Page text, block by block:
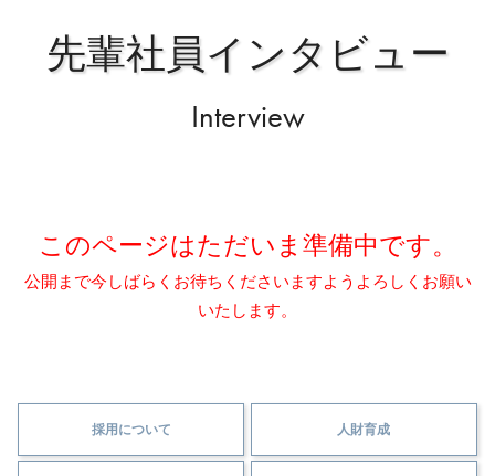
先輩社員インタビュー
Interview
このページはただいま準備中です。
公開まで今しばらくお待ちくださいますようよろしくお願い
いたします。
採用について 人財育成